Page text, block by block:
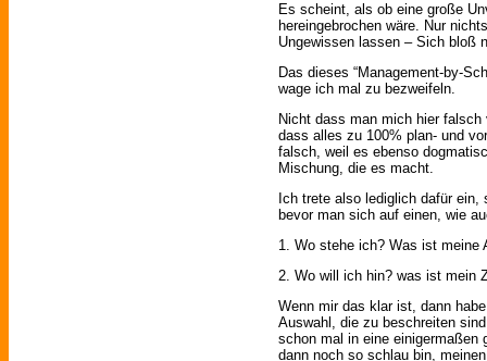
Es scheint, als ob eine große
hereingebrochen wäre. Nur
Ungewissen lassen – Sich bloß
Das dieses “Management-by-
wage ich mal zu bezweifeln.
Nicht dass man mich hier
dass alles zu 100% plan- und
falsch, weil es ebenso
Mischung, die es macht.
Ich trete also lediglich dafür
bevor man sich auf einen, wie
1. Wo stehe ich? Was ist meine
2. Wo will ich hin? was ist mein
Wenn mir das klar ist, dann
Auswahl, die zu beschreiten
schon mal in eine einigermaßen
dann noch so schlau bin,